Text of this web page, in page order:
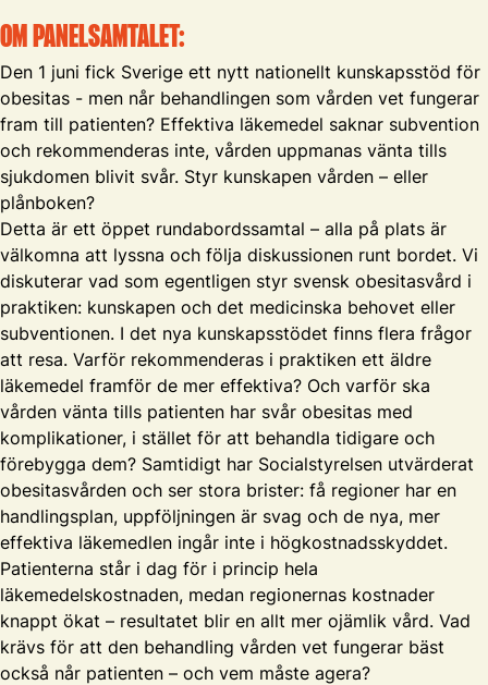
OM PANELSAMTALET:
Den 1 juni fick Sverige ett nytt nationellt kunskapsstöd för
obesitas - men når behandlingen som vården vet fungerar
fram till patienten? Effektiva läkemedel saknar subvention
och rekommenderas inte, vården uppmanas vänta tills
sjukdomen blivit svår. Styr kunskapen vården – eller
plånboken?
Detta är ett öppet rundabordssamtal – alla på plats är
välkomna att lyssna och följa diskussionen runt bordet. Vi
diskuterar vad som egentligen styr svensk obesitasvård i
praktiken: kunskapen och det medicinska behovet eller
subventionen. I det nya kunskapsstödet finns flera frågor
att resa. Varför rekommenderas i praktiken ett äldre
läkemedel framför de mer effektiva? Och varför ska
vården vänta tills patienten har svår obesitas med
komplikationer, i stället för att behandla tidigare och
förebygga dem? Samtidigt har Socialstyrelsen utvärderat
obesitasvården och ser stora brister: få regioner har en
handlingsplan, uppföljningen är svag och de nya, mer
effektiva läkemedlen ingår inte i högkostnadsskyddet.
Patienterna står i dag för i princip hela
läkemedelskostnaden, medan regionernas kostnader
knappt ökat – resultatet blir en allt mer ojämlik vård. Vad
krävs för att den behandling vården vet fungerar bäst
också når patienten – och vem måste agera?